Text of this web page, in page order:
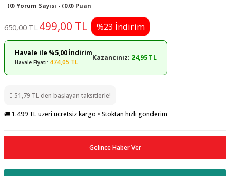
(0) Yorum Sayısı - (0.0) Puan
650,00 TL499,00 TL %23 İndirim
Havale ile %5,00 İndirim
Havale Fiyatı: 474,05 TL
Kazancınız: 24,95 TL
51,79 TL den başlayan taksitlerle!
🚚 1.499 TL üzeri ücretsiz kargo • Stoktan hızlı gönderim
Gelince Haber Ver